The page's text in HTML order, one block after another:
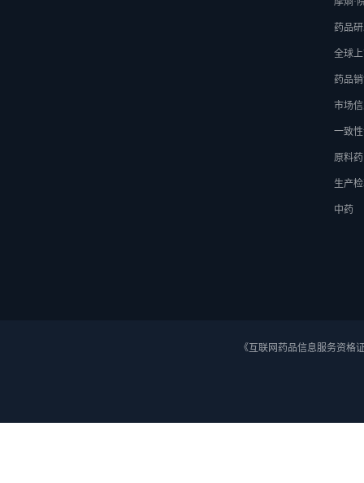
药品
全球
药品
市场
一致
原料药
生产
中药
《互联网药品信息服务资